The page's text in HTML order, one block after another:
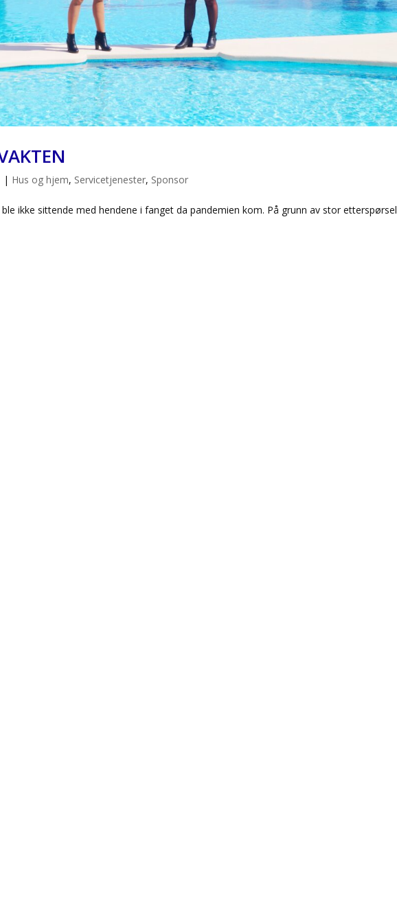
| Hus og hjem, Servicetjenester, Sponsor
ikke sittende med hendene i fanget da pandemien kom. På grunn av stor etterspørsel